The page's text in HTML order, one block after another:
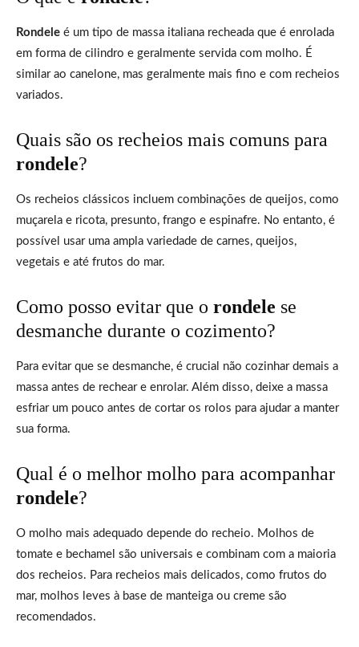
Rondele é um tipo de massa italiana recheada que é enrolada
em forma de cilindro e geralmente servida com molho. É
similar ao canelone, mas geralmente mais fino e com recheios
variados.
Quais são os recheios mais comuns para
rondele?
Os recheios clássicos incluem combinações de queijos, como
muçarela e ricota, presunto, frango e espinafre. No entanto, é
possível usar uma ampla variedade de carnes, queijos,
vegetais e até frutos do mar.
Como posso evitar que o rondele se
desmanche durante o cozimento?
Para evitar que se desmanche, é crucial não cozinhar demais a
massa antes de rechear e enrolar. Além disso, deixe a massa
esfriar um pouco antes de cortar os rolos para ajudar a manter
sua forma.
Qual é o melhor molho para acompanhar
rondele?
O molho mais adequado depende do recheio. Molhos de
tomate e bechamel são universais e combinam com a maioria
dos recheios. Para recheios mais delicados, como frutos do
mar, molhos leves à base de manteiga ou creme são
recomendados.